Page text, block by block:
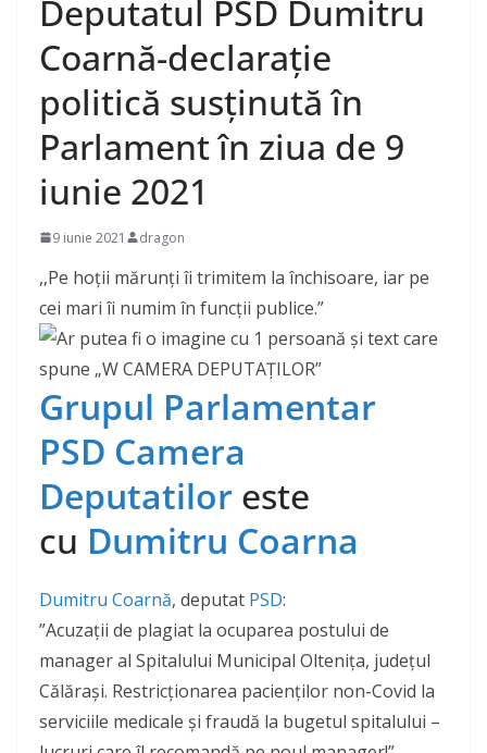
Deputatul PSD Dumitru
Coarnă-declarație
politică susținută în
Parlament în ziua de 9
iunie 2021
9 iunie 2021 dragon
,,Pe hoţii mărunţi îi trimitem la închisoare, iar pe
cei mari îi numim în funcţii publice.”
Grupul Parlamentar
PSD Camera
Deputatilor este
cu Dumitru Coarna
Dumitru Coarnă, deputat PSD:
”Acuzații de plagiat la ocuparea postului de
manager al Spitalului Municipal Oltenița, județul
Călărași. Restricționarea pacienților non-Covid la
serviciile medicale și fraudă la bugetul spitalului –